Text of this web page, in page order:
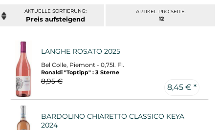
Preis
ARTIKEL PRO SEITE:
12
LANGHE ROSATO 2025
Bel Colle, Piemont - 0,75l. Fl.
Ronaldi "Toptipp" : 3 Sterne
8,95 €
8,45 € *
BARDOLINO CHIARETTO CLASSICO KEYA
2024